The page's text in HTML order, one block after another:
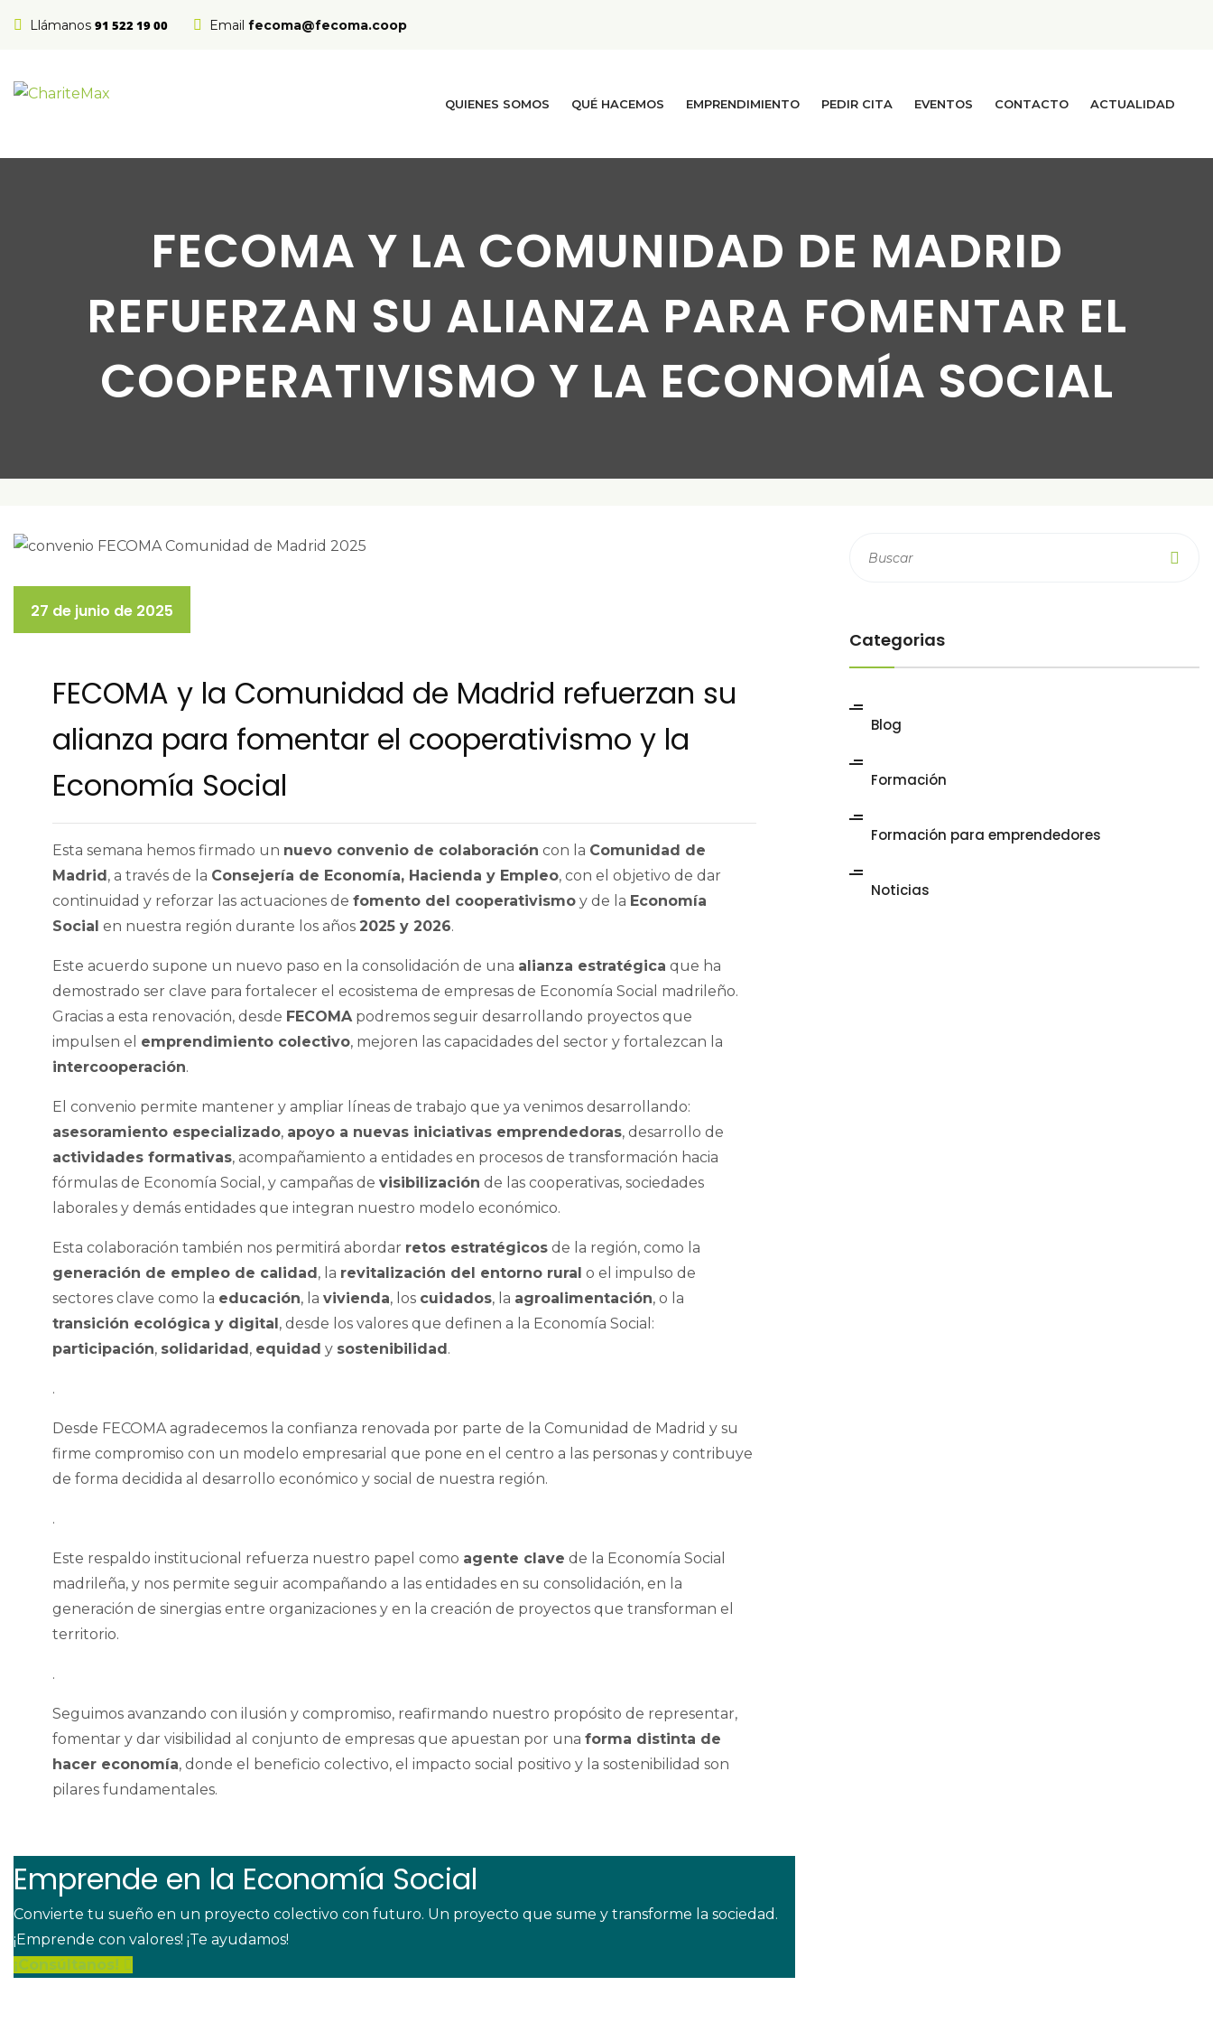
Llámanos 91 522 19 00 Email fecoma@fecoma.coop
QUIENES SOMOS QUÉ HACEMOS EMPRENDIMIENTO PEDIR CITA EVENTOS CONTACTO ACTUALIDAD
FECOMA Y LA COMUNIDAD DE MADRID
REFUERZAN SU ALIANZA PARA FOMENTAR EL
COOPERATIVISMO Y LA ECONOMÍA SOCIAL
27 de junio de 2025
FECOMA y la Comunidad de Madrid refuerzan su
alianza para fomentar el cooperativismo y la
Economía Social
Esta semana hemos firmado un nuevo convenio de colaboración con la Comunidad de
Madrid, a través de la Consejería de Economía, Hacienda y Empleo, con el objetivo de dar
continuidad y reforzar las actuaciones defomento del cooperativismo y de la Economía
Social en nuestra región durante los años2025 y 2026.
Este acuerdo supone un nuevo paso en la consolidación de una alianza estratégica que ha
demostrado ser clave para fortalecer el ecosistema de empresas de Economía Social madrileño.
Gracias a esta renovación, desde FECOMApodremos seguir desarrollando proyectos que
impulsen el emprendimiento colectivo, mejoren las capacidades del sector y fortalezcan la
intercooperación.
El convenio permite mantener y ampliar líneas de trabajo que ya venimos desarrollando:
asesoramiento especializado, apoyo a nuevas iniciativas emprendedoras, desarrollo de
actividades formativas, acompañamiento a entidades en procesos de transformación hacia
fórmulas de Economía Social, y campañas devisibilización de las cooperativas, sociedades
laborales y demás entidades que integran nuestro modelo económico.
Esta colaboración también nos permitirá abordar retos estratégicos de la región, como la
generación de empleo de calidad, la revitalización del entorno rural o el impulso de
sectores clave como la educación, lavivienda, los cuidados, la agroalimentación, o la
transición ecológica y digital, desde los valores que definen a la Economía Social:
participación, solidaridad, equidad y sostenibilidad.
.
Desde FECOMA agradecemos la confianza renovada por parte de la Comunidad de Madrid y su
firme compromiso con un modelo empresarial que pone en el centro a las personas y contribuye
de forma decidida al desarrollo económico y social de nuestra región.
.
Este respaldo institucional refuerza nuestro papel como agente clave de la Economía Social
madrileña, y nos permite seguir acompañando a las entidades en su consolidación, en la
generación de sinergias entre organizaciones y en la creación de proyectos que transforman el
territorio.
.
Seguimos avanzando con ilusión y compromiso, reafirmando nuestro propósito de representar,
fomentar y dar visibilidad al conjunto de empresas que apuestan por unaforma distinta de
hacer economía, donde el beneficio colectivo, el impacto social positivo y la sostenibilidad son
pilares fundamentales.
Emprende en la Economía Social
Convierte tu sueño en un proyecto colectivo con futuro. Un proyecto que sume y transforme la sociedad.
¡Emprende con valores! ¡Te ayudamos!
¡Consúltanos!
Categorias
Blog
Formación
Formación para emprendedores
Noticias